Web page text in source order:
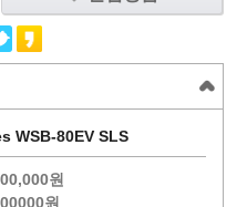
WSB-80EV SLS
원
원